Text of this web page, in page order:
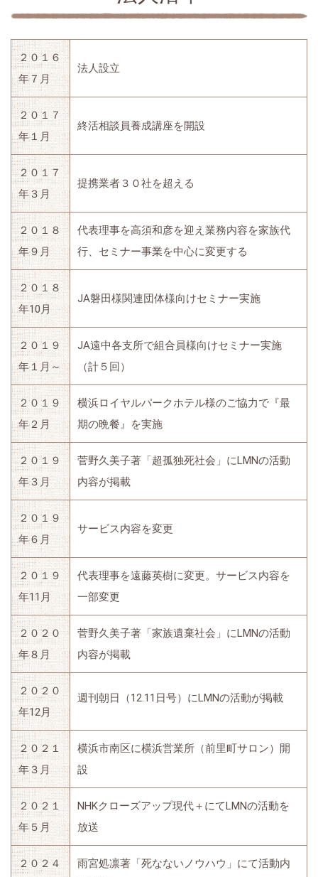
２０１６
年７月
法人設立
２０１７
年１月
終活相談員養成講座を開設
２０１７
年３月
提携業者３０社を超える
２０１８
年９月
代表理事を高須和彦を迎え業務内容を家族代
行、セミナー事業を中心に変更する
２０１８
年10月
JA磐田様関連団体様向けセミナー実施
２０１９
年１月～
JA遠中各支所で組合員様向けセミナー実施
（計５回）
２０１９
年２月
横浜ロイヤルパークホテル様のご協力で『最
期の晩餐』を実施
２０１９
年３月
菅野久美子著「超孤独死社会」にLMNの活動
内容が掲載
２０１９
年６月
サービス内容を変更
２０１９
年11月
代表理事を遠藤英樹に変更。サービス内容を
一部変更
２０２０
年８月
菅野久美子著「家族遺棄社会」にLMNの活動
内容が掲載
２０２０
年12月
週刊朝日（12.11日号）にLMNの活動が掲載
２０２１
年３月
横浜市南区に横浜営業所（前里町サロン）開
設
２０２１
年５月
NHKクローズアップ現代＋にてLMNの活動を
放送
２０２４
雨宮処凛著「死なないノウハウ」にて活動内